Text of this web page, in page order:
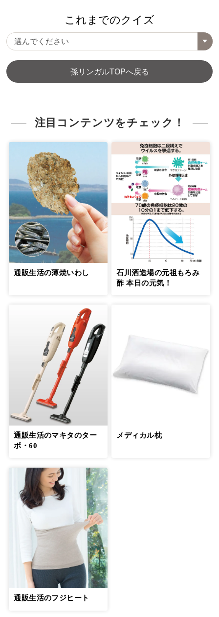
これまでのクイズ
孫リンガルTOPへ戻る
注目コンテンツをチェック！
通販生活の薄焼いわし
石川酒造場の元祖もろみ
酢 本日の元気！
通販生活のマキタのター
ボ・60
メディカル枕
通販生活のフジヒート